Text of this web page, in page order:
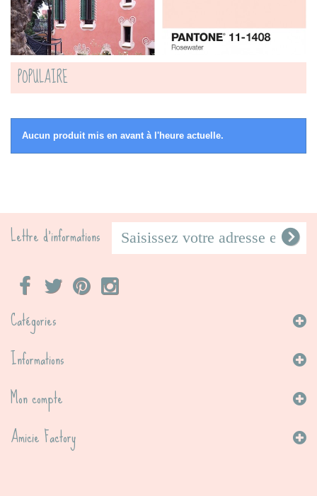
POPULAIRE
Aucun produit mis en avant à l'heure actuelle.
Lettre d'informations
Catégories
Informations
Mon compte
Amicie Factory